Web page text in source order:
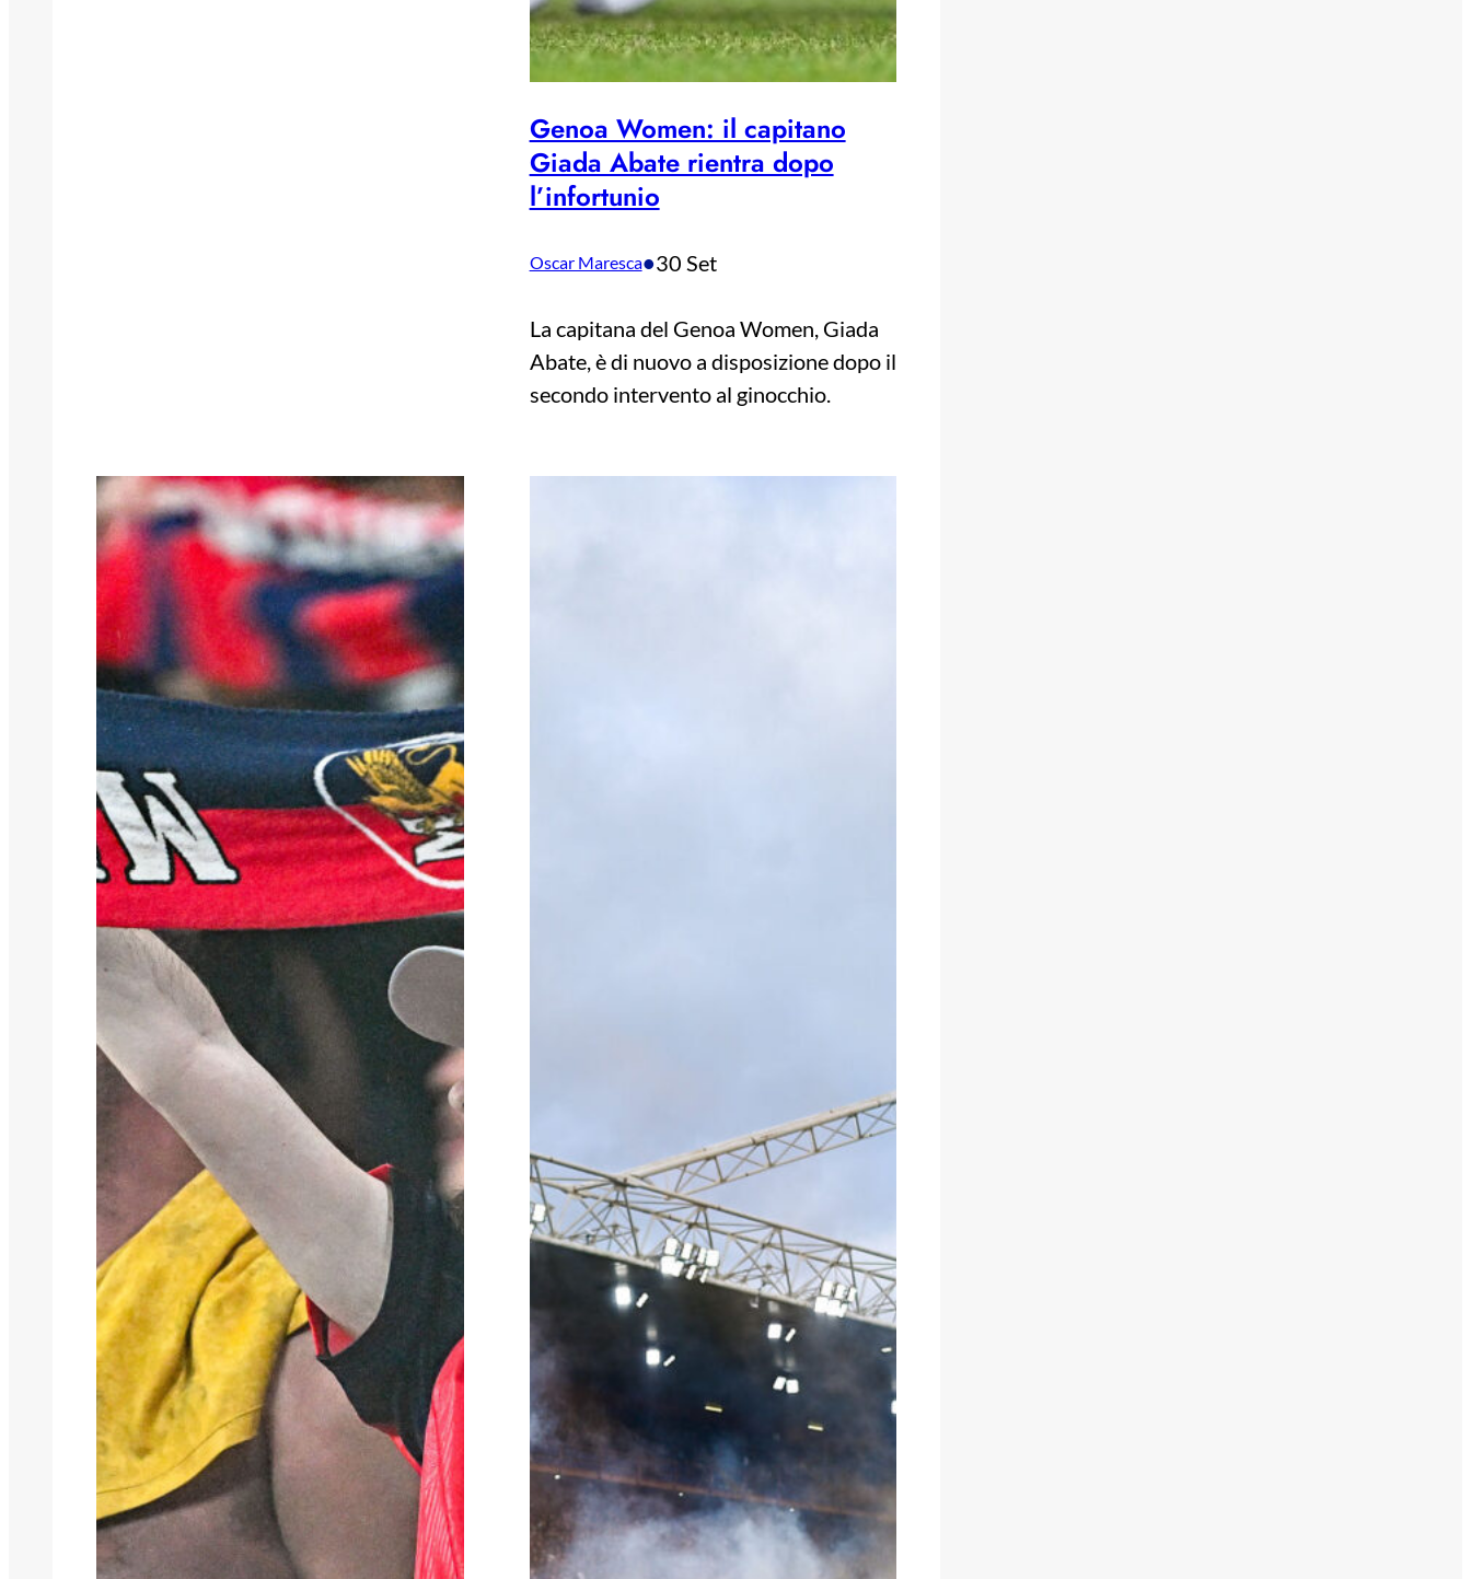
Genoa Women: il capitano
Giada Abate rientra dopo
l’infortunio
Oscar Maresca•30 Set
La capitana del Genoa Women, Giada
Abate, è di nuovo a disposizione dopo il
secondo intervento al ginocchio.